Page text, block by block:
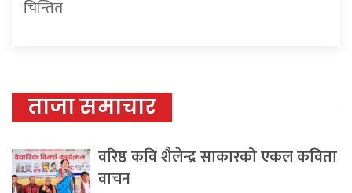
चिन्तित
ताजा समाचार
वरिष्ठ कवि शैलेन्द्र साकारको एकल कविता
वाचन